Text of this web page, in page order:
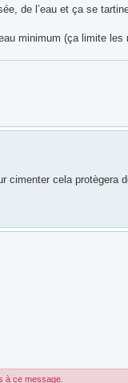
de l’eau et ça se
minimum (ça limite
cimenter cela protègera
à ce message.